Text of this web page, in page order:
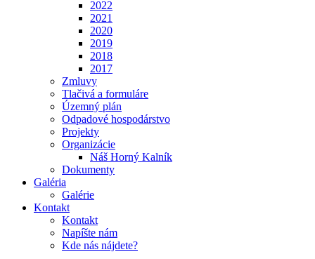
2022
2021
2020
2019
2018
2017
Zmluvy
Tlačivá a formuláre
Územný plán
Odpadové hospodárstvo
Projekty
Organizácie
Náš Horný Kalník
Dokumenty
Galéria
Galérie
Kontakt
Kontakt
Napíšte nám
Kde nás nájdete?